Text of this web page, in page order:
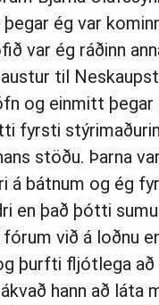
ég var
var ég ráðinn
til
og einmitt þegar
fyrsti
stöðu. Þarna
á bátnum og ég
en það þótti
við á loðnu
þurfti fljótlega að
hann að láta